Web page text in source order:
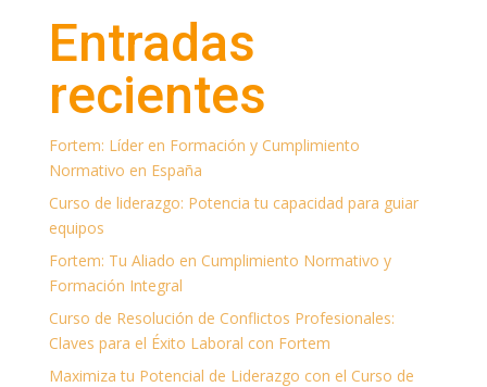
Entradas
recientes
Fortem: Líder en Formación y Cumplimiento
Normativo en España
Curso de liderazgo: Potencia tu capacidad para guiar
equipos
Fortem: Tu Aliado en Cumplimiento Normativo y
Formación Integral
Curso de Resolución de Conflictos Profesionales:
Claves para el Éxito Laboral con Fortem
Maximiza tu Potencial de Liderazgo con el Curso de